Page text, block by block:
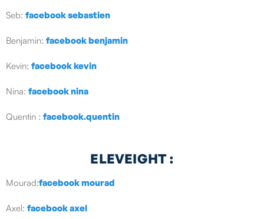
Seb: facebook sebastien
Benjamin: facebook benjamin
Kevin: facebook kevin
Nina: facebook nina
Quentin : facebook.quentin
ELEVEIGHT :
Mourad:facebook mourad
Axel: facebook axel